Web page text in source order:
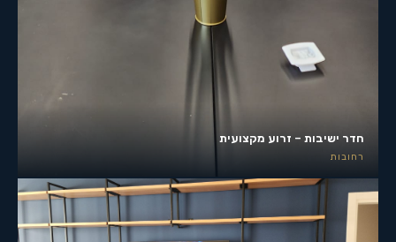
חדר ישיבות – זרוע מקצועית
רחובות